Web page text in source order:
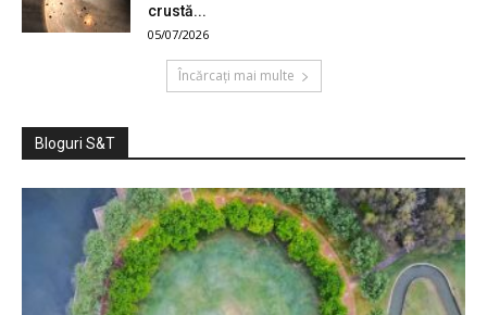
crustă...
05/07/2026
Încărcați mai multe
Bloguri S&T